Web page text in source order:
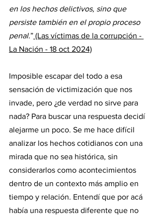
en los hechos delictivos, sino que
persiste también en el propio proceso
penal.” (Las víctimas de la corrupción -
La Nación - 18 oct 2024)
Imposible escapar del todo a esa
sensación de victimización que nos
invade, pero ¿de verdad no sirve para
nada? Para buscar una respuesta decidí
alejarme un poco. Se me hace difícil
analizar los hechos cotidianos con una
mirada que no sea histórica, sin
considerarlos como acontecimientos
dentro de un contexto más amplio en
tiempo y relación. Entendí que por acá
había una respuesta diferente que no